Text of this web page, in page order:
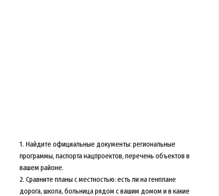
1. Найдите официальные документы: региональные
программы, паспорта нацпроектов, перечень объектов в
вашем районе.
2. Сравните планы с местностью: есть ли на генплане
дорога, школа, больница рядом с вашим домом и в какие